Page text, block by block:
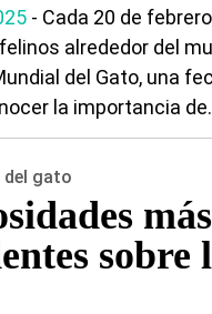
- Cada 20 de
alrededor del
del Gato, una
la importancia
del gato
más
sobre